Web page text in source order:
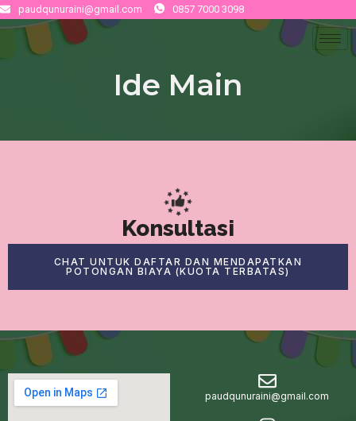
paudqunuraini@gmail.com 0857 7000 3098
Ide Main
Konsultasi
CHAT UNTUK DAFTAR DAN MENDAPATKAN
POTONGAN BIAYA (KUOTA TERBATAS)
paudqunuraini@gmail.com